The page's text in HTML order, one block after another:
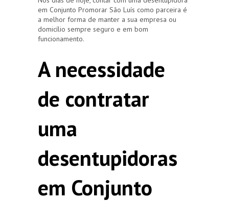
em Conjunto Promorar São Luís como parceira é
a melhor forma de manter a sua empresa ou
domicílio sempre seguro e em bom
funcionamento.
A necessidade
de contratar
uma
desentupidoras
em Conjunto